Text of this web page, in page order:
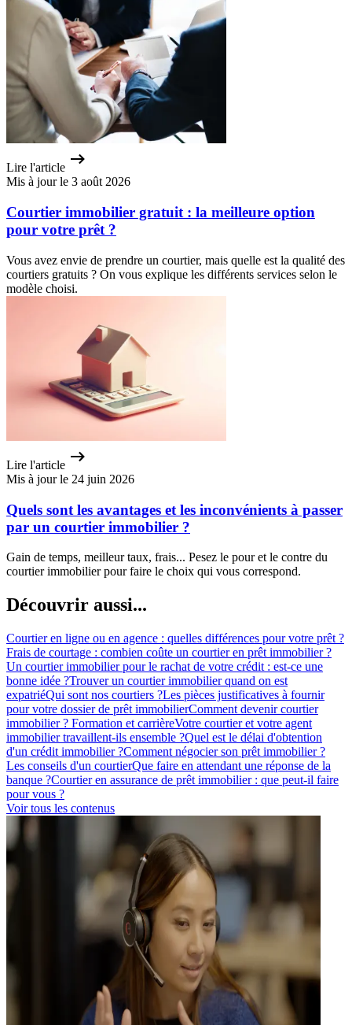
Lire l'article
Mis à jour le 3 août 2026
Courtier immobilier gratuit : la meilleure option
pour votre prêt ?
Vous avez envie de prendre un courtier, mais quelle est la qualité des
courtiers gratuits ? On vous explique les différents services selon le
modèle choisi.
Lire l'article
Mis à jour le 24 juin 2026
Quels sont les avantages et les inconvénients à passer
par un courtier immobilier ?
Gain de temps, meilleur taux, frais... Pesez le pour et le contre du
courtier immobilier pour faire le choix qui vous correspond.
Découvrir aussi...
Courtier en ligne ou en agence : quelles différences pour votre prêt ?
Frais de courtage : combien coûte un courtier en prêt immobilier ?
Un courtier immobilier pour le rachat de votre crédit : est-ce une
bonne idée ?Trouver un courtier immobilier quand on est
expatriéQui sont nos courtiers ?Les pièces justificatives à fournir
pour votre dossier de prêt immobilierComment devenir courtier
immobilier ? Formation et carrièreVotre courtier et votre agent
immobilier travaillent-ils ensemble ?Quel est le délai d'obtention
d'un crédit immobilier ?Comment négocier son prêt immobilier ?
Les conseils d'un courtierQue faire en attendant une réponse de la
banque ?Courtier en assurance de prêt immobilier : que peut-il faire
pour vous ?
Voir tous les contenus